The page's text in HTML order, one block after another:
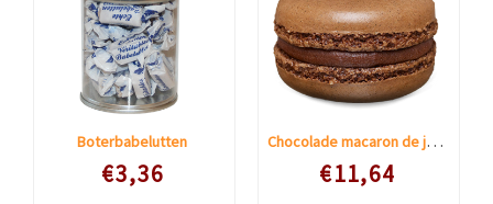
Boterbabelutten
Speciale prijs
€3,36
Chocolade macaron de jean-pierre
Speciale prijs
€11,64